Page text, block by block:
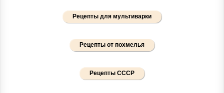
Рецепты для мультиварки
Рецепты от похмелья
Рецепты СССР